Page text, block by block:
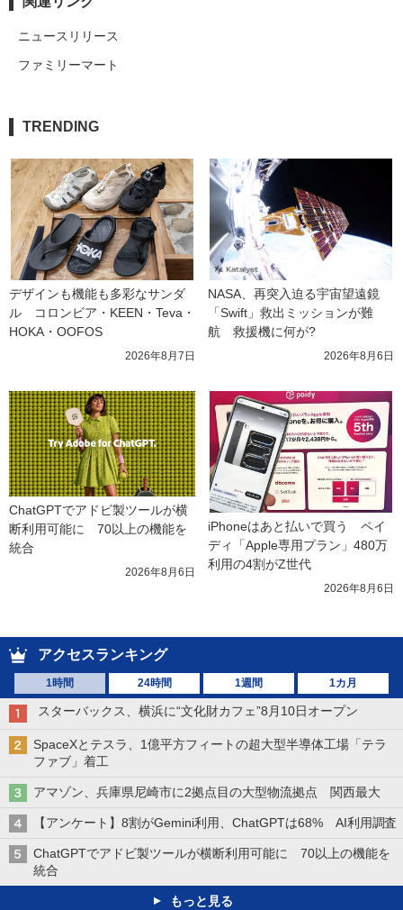
ニュースリリース
ファミリーマート
TRENDING
デザインも機能も多彩なサンダ
ル　コロンビア・KEEN・Teva・
HOKA・OOFOS
2026年8月7日
NASA、再突入迫る宇宙望遠鏡
「Swift」救出ミッションが難
航　救援機に何が?
2026年8月6日
ChatGPTでアドビ製ツールが横
断利用可能に　70以上の機能を
統合
2026年8月6日
iPhoneはあと払いで買う　ペイ
ディ「Apple専用プラン」480万
利用の4割がZ世代
2026年8月6日
アクセスランキング
1時間 24時間 1週間 1カ月
スターバックス、横浜に“文化財カフェ”8月10日オープン
SpaceXとテスラ、1億平方フィートの超大型半導体工場「テラ
ファブ」着工
アマゾン、兵庫県尼崎市に2拠点目の大型物流拠点 関西最大
【アンケート】8割がGemini利用、ChatGPTは68% AI利用調査
ChatGPTでアドビ製ツールが横断利用可能に 70以上の機能を
統合
もっと見る